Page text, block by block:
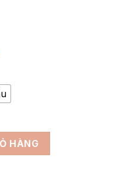
- Dây Da Đà Điểu Xanh
HÀNG